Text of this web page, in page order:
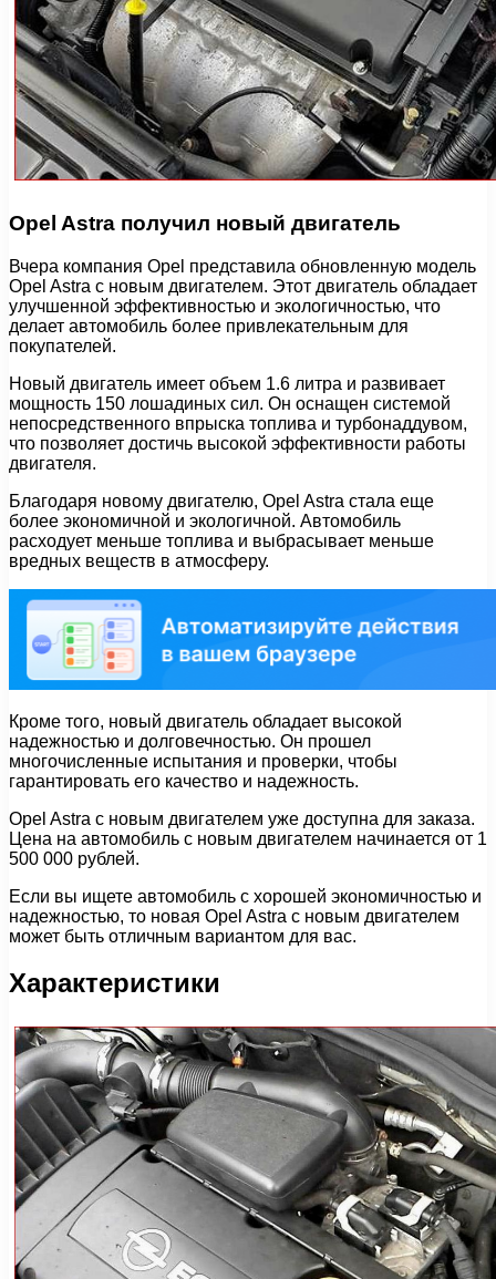
Opel Astra получил новый двигатель
Вчера компания Opel представила обновленную модель
Opel Astra с новым двигателем. Этот двигатель обладает
улучшенной эффективностью и экологичностью, что
делает автомобиль более привлекательным для
покупателей.
Новый двигатель имеет объем 1.6 литра и развивает
мощность 150 лошадиных сил. Он оснащен системой
непосредственного впрыска топлива и турбонаддувом,
что позволяет достичь высокой эффективности работы
двигателя.
Благодаря новому двигателю, Opel Astra стала еще
более экономичной и экологичной. Автомобиль
расходует меньше топлива и выбрасывает меньше
вредных веществ в атмосферу.
Кроме того, новый двигатель обладает высокой
надежностью и долговечностью. Он прошел
многочисленные испытания и проверки, чтобы
гарантировать его качество и надежность.
Opel Astra с новым двигателем уже доступна для заказа.
Цена на автомобиль с новым двигателем начинается от 1
500 000 рублей.
Если вы ищете автомобиль с хорошей экономичностью и
надежностью, то новая Opel Astra с новым двигателем
может быть отличным вариантом для вас.
Характеристики